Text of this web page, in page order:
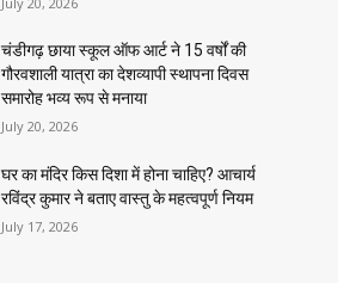
चंडीगढ़ छाया स्कूल ऑफ आर्ट ने 15 वर्षों की
गौरवशाली यात्रा का देशव्यापी स्थापना दिवस
समारोह भव्य रूप से मनाया
July 20, 2026
घर का मंदिर किस दिशा में होना चाहिए? आचार्य
रविंद्र कुमार ने बताए वास्तु के महत्वपूर्ण नियम
July 17, 2026